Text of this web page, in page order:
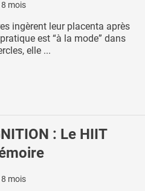
mois
ingèrent leur placenta après
est “à la mode” dans
elle ...
: Le HIIT
mois